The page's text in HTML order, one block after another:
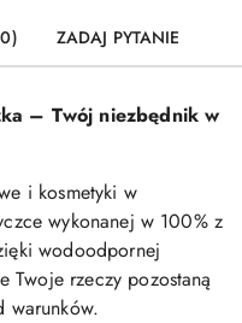
ZADAJ PYTANIE
– Twój niezbędnik w
i kosmetyki w
wykonanej w 100% z
wodoodpornej
Twoje rzeczy pozostaną
warunków.